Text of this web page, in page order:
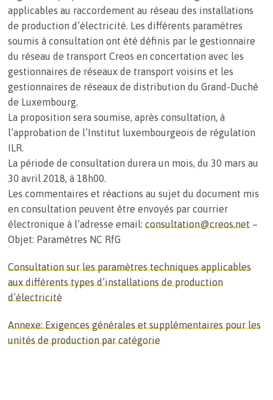
applicables au raccordement au réseau des installations
de production d’électricité. Les différents paramètres
soumis à consultation ont été définis par le gestionnaire
du réseau de transport Creos en concertation avec les
gestionnaires de réseaux de transport voisins et les
gestionnaires de réseaux de distribution du Grand-Duché
de Luxembourg.
La proposition sera soumise, après consultation, à
l’approbation de l’Institut luxembourgeois de régulation
ILR.
La période de consultation durera un mois, du 30 mars au
30 avril 2018, à 18h00.
Les commentaires et réactions au sujet du document mis
en consultation peuvent être envoyés par courrier
électronique à l’adresse email: consultation@creos.net –
Objet: Paramètres NC RfG
Consultation sur les paramètres techniques applicables
aux différents types d’installations de production
d’électricité
Annexe: Exigences générales et supplémentaires pour les
unités de production par catégorie